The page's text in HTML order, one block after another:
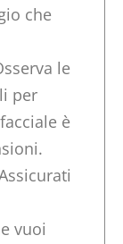
che
le
per
è
vuoi